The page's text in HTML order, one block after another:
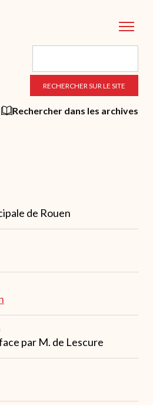
Rechercher dans les archives
de Rouen
par M. de Lescure